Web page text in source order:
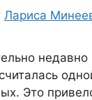
Лариса
недавно
Это